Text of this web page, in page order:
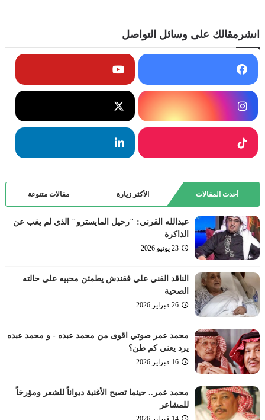
انشرمقالك على وسائل التواصل
أحدث المقالات الأكثر زيارة مقالات متنوعة
عبدالله القرني: "رحيل المايسترو" الذي لم يغب عن
الذاكرة
23 يونيو 2026
الناقد الفني علي فقندش يطمئن محبيه على حالته
الصحية
26 فبراير 2026
محمد عمر صوتي اقوى من محمد عبده - و محمد عبده
يرد يعني كم طن؟
16 فبراير 2026
محمد عمر.. حينما تصبح الأغنية ديواناً للشعر ومؤرخاً
للمشاعر